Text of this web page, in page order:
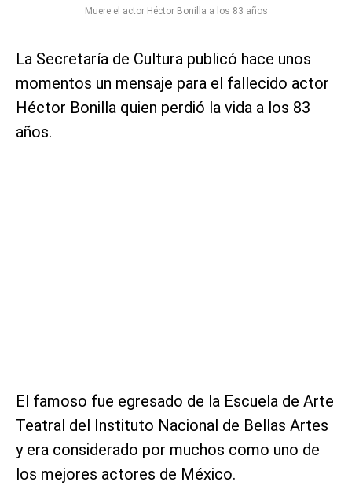
Muere el actor Héctor Bonilla a los 83 años
La Secretaría de Cultura publicó hace unos
momentos un mensaje para el fallecido actor
Héctor Bonilla quien perdió la vida a los 83
años.
El famoso fue egresado de la Escuela de Arte
Teatral del Instituto Nacional de Bellas Artes
y era considerado por muchos como uno de
los mejores actores de México.